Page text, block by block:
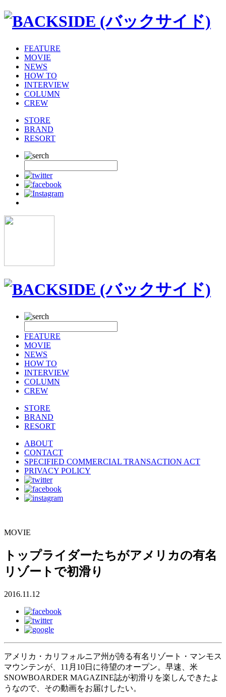
FEATURE
MOVIE
NEWS
HOW TO
INTERVIEW
COLUMN
CREW
STORE
BRAND
RESORT
FEATURE
MOVIE
NEWS
HOW TO
INTERVIEW
COLUMN
CREW
STORE
BRAND
RESORT
ABOUT
CONTACT
SPECIFIED COMMERCIAL TRANSACTION ACT
PRIVACY POLICY
MOVIE
トップライダーたちがアメリカの有名
リゾートで初滑り
2016.11.12
アメリカ・カリフォルニア州が誇る有名リゾート・マンモス
マウンテンが、11月10日に待望のオープン。早速、米
SNOWBOARDER MAGAZINE誌が初滑りを楽しんできたよ
うなので、その動画をお届けしたい。